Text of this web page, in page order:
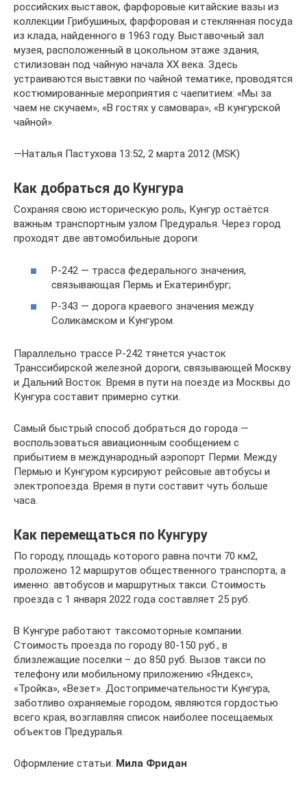
российских выставок, фарфоровые китайские вазы из
коллекции Грибушиных, фарфоровая и стеклянная посуда
из клада, найденного в 1963 году. Выставочный зал
музея, расположенный в цокольном этаже здания,
стилизован под чайную начала ХХ века. Здесь
устраиваются выставки по чайной тематике, проводятся
костюмированные мероприятия с чаепитием: «Мы за
чаем не скучаем», «В гостях у самовара», «В кунгурской
чайной».
—Наталья Пастухова 13:52, 2 марта 2012 (MSK)
Как добраться до Кунгура
Сохраняя свою историческую роль, Кунгур остаётся
важным транспортным узлом Предуралья. Через город
проходят две автомобильные дороги:
Р-242 — трасса федерального значения,
связывающая Пермь и Екатеринбург;
Р-343 — дорога краевого значения между
Соликамском и Кунгуром.
Параллельно трассе Р-242 тянется участок
Транссибирской железной дороги, связывающей Москву
и Дальний Восток. Время в пути на поезде из Москвы до
Кунгура составит примерно сутки.
Самый быстрый способ добраться до города —
воспользоваться авиационным сообщением с
прибытием в международный аэропорт Перми. Между
Пермью и Кунгуром курсируют рейсовые автобусы и
электропоезда. Время в пути составит чуть больше
часа.
Как перемещаться по Кунгуру
По городу, площадь которого равна почти 70 км2,
проложено 12 маршрутов общественного транспорта, а
именно: автобусов и маршрутных такси. Стоимость
проезда с 1 января 2022 года составляет 25 руб.
В Кунгуре работают таксомоторные компании.
Стоимость проезда по городу 80-150 руб., в
близлежащие поселки – до 850 руб. Вызов такси по
телефону или мобильному приложению «Яндекс»,
«Тройка», «Везет». Достопримечательности Кунгура,
заботливо охраняемые городом, являются гордостью
всего края, возглавляя список наиболее посещаемых
объектов Предуралья.
Оформление статьи: Мила Фридан